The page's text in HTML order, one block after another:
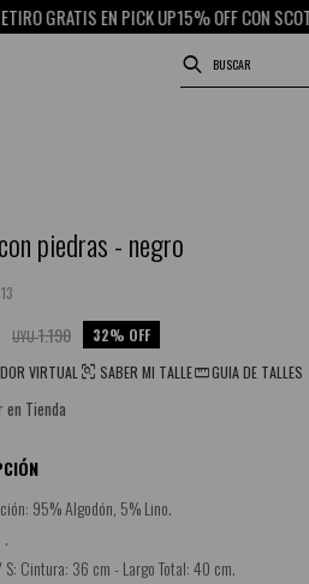
GRATIS EN PICK UP15% OFF CON
piedras - negro
UYU1.190
32
VIRTUAL
SABER MI TALLE GUIA DE TALLES
en Tienda
95% Algodón, 5% Lino.
.
S: Cintura: 36 cm - Largo Total: 40 cm.